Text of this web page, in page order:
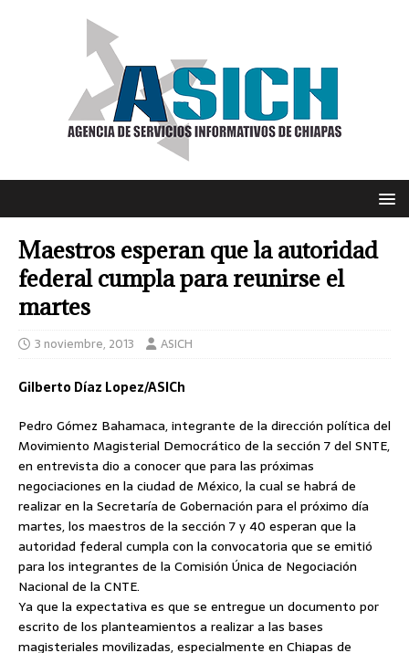
Maestros esperan que la autoridad
federal cumpla para reunirse el
martes
3 noviembre, 2013 ASICH
Gilberto Díaz Lopez/ASICh
Pedro Gómez Bahamaca, integrante de la dirección política del
Movimiento Magisterial Democrático de la sección 7 del SNTE,
en entrevista dio a conocer que para las próximas
negociaciones en la ciudad de México, la cual se habrá de
realizar en la Secretaría de Gobernación para el próximo día
martes, los maestros de la sección 7 y 40 esperan que la
autoridad federal cumpla con la convocatoria que se emitió
para los integrantes de la Comisión Única de Negociación
Nacional de la CNTE.
Ya que la expectativa es que se entregue un documento por
escrito de los planteamientos a realizar a las bases
magisteriales movilizadas, especialmente en Chiapas de